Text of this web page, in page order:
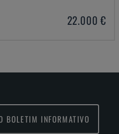
22.000 €
BOLETIM INFORMATIVO